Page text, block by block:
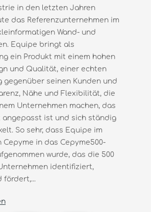
in den letzten Jahren
das Referenzunternehmen im
Wand- und
Equipe bringt als
ein Produkt mit einem hohen
und Qualität, einer echten
gegenüber seinen Kunden und
Nähe und Flexibilität, die
Unternehmen machen, das
angepasst ist und sich ständig
So sehr, dass Equipe im
Cepyme in das Cepyme500-
wurde, das die 500
identifiziert,
fördert,...